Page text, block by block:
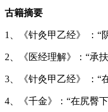
古籍摘要
1、《针灸甲乙经》 ：“
2、《医经理解》：“承
3、《针灸甲乙经》 ：“
4、《千金》：“在尻臀